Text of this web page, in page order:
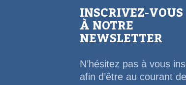
INSCRIVEZ-VOUS
À NOTRE
NEWSLETTER
N’hésitez pas à vous
afin d’être au courant